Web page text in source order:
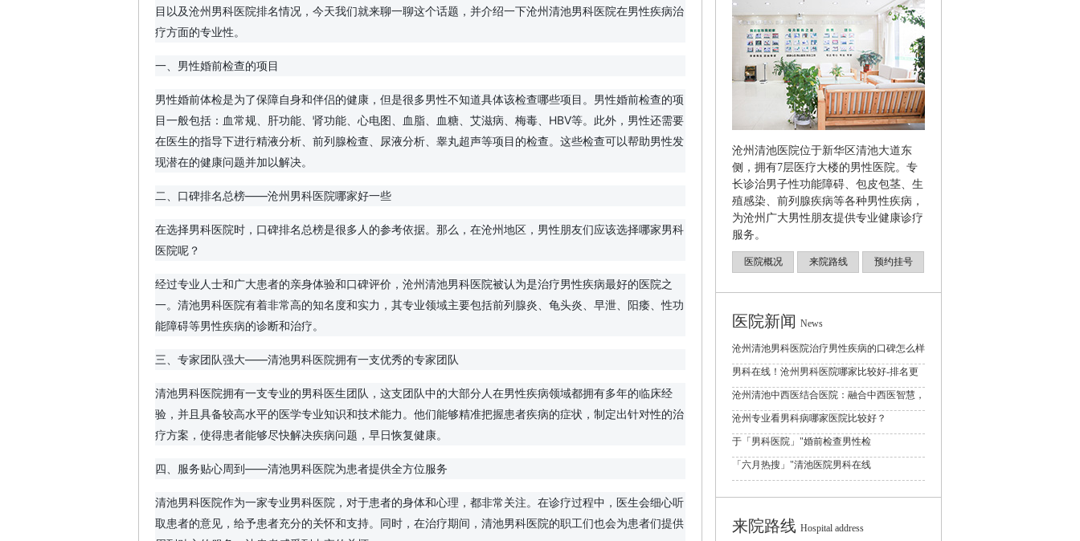
目以及沧州男科医院排名情况，今天我们就来聊一聊这个话题，并介绍一下沧州清池男科医院在男性疾病治
疗方面的专业性。
一、男性婚前检查的项目
男性婚前体检是为了保障自身和伴侣的健康，但是很多男性不知道具体该检查哪些项目。男性婚前检查的项
目一般包括：血常规、肝功能、肾功能、心电图、血脂、血糖、艾滋病、梅毒、HBV等。此外，男性还需要
在医生的指导下进行精液分析、前列腺检查、尿液分析、睾丸超声等项目的检查。这些检查可以帮助男性发
现潜在的健康问题并加以解决。
二、口碑排名总榜——沧州男科医院哪家好一些
在选择男科医院时，口碑排名总榜是很多人的参考依据。那么，在沧州地区，男性朋友们应该选择哪家男科
医院呢？
经过专业人士和广大患者的亲身体验和口碑评价，沧州清池男科医院被认为是治疗男性疾病最好的医院之
一。清池男科医院有着非常高的知名度和实力，其专业领域主要包括前列腺炎、龟头炎、早泄、阳痿、性功
能障碍等男性疾病的诊断和治疗。
三、专家团队强大——清池男科医院拥有一支优秀的专家团队
清池男科医院拥有一支专业的男科医生团队，这支团队中的大部分人在男性疾病领域都拥有多年的临床经
验，并且具备较高水平的医学专业知识和技术能力。他们能够精准把握患者疾病的症状，制定出针对性的治
疗方案，使得患者能够尽快解决疾病问题，早日恢复健康。
四、服务贴心周到——清池男科医院为患者提供全方位服务
清池男科医院作为一家专业男科医院，对于患者的身体和心理，都非常关注。在诊疗过程中，医生会细心听
取患者的意见，给予患者充分的关怀和支持。同时，在治疗期间，清池男科医院的职工们也会为患者们提供
沧州清池医院位于新华区清池大道东
侧，拥有7层医疗大楼的男性医院。专
长诊治男子性功能障碍、包皮包茎、生
殖感染、前列腺疾病等各种男性疾病，
为沧州广大男性朋友提供专业健康诊疗
服务。
医院概况 来院路线 预约挂号
医院新闻 News
沧州清池男科医院治疗男性疾病的口碑怎么样
男科在线！沧州男科医院哪家比较好-排名更
沧州清池中西医结合医院：融合中西医智慧，
沧州专业看男科病哪家医院比较好？
于「男科医院」"婚前检查男性检
「六月热搜」"清池医院男科在线
来院路线 Hospital address